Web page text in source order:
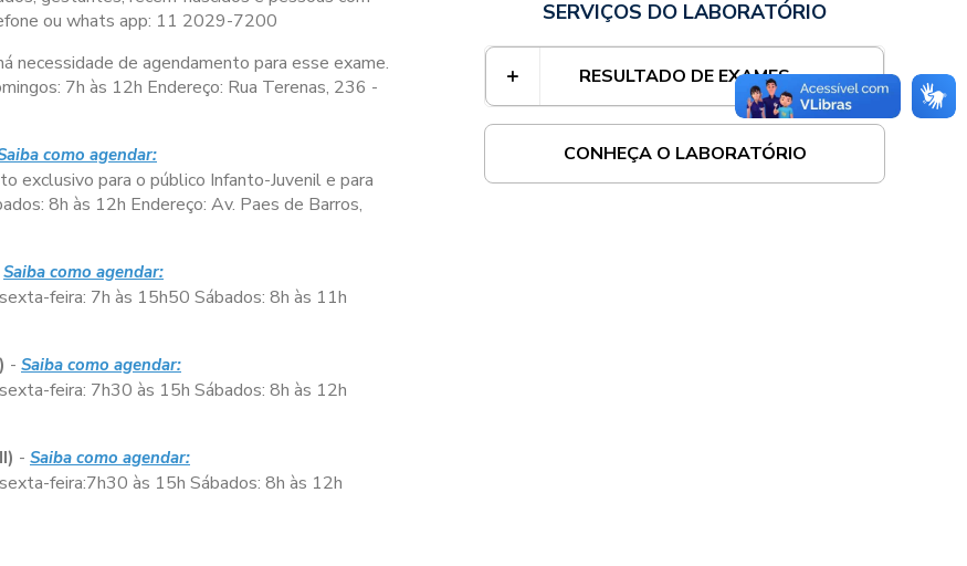
ou whats app: 11 2029-7200
necessidade de agendamento para esse exame.
7h às 12h Endereço: Rua Terenas, 236 -
como agendar:
exclusivo para o público Infanto-Juvenil e para
8h às 12h Endereço: Av. Paes de Barros,
Saiba como agendar:
feira: 7h às 15h50 Sábados: 8h às 11h
- Saiba como agendar:
feira: 7h30 às 15h Sábados: 8h às 12h
- Saiba como agendar:
feira:7h30 às 15h Sábados: 8h às 12h
SERVIÇOS DO LABORATÓRIO
RESULTADO DE EXAMES
CONHEÇA O LABORATÓRIO